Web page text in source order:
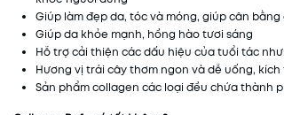
Giúp làm đẹp da, tóc và móng, giúp cân
Giúp da khỏe mạnh, hồng hào tươi sáng
Hỗ trợ cải thiện các dấu hiệu của tuổi tác
Hương vị trái cây thơm ngon và dễ uống,
Sản phẩm collagen các loại đều chứa thành